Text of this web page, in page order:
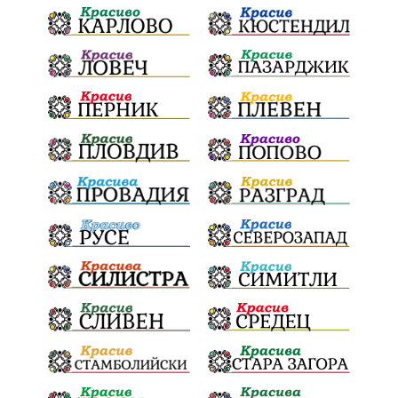
Българска патриаршия СВетли празници
Криминално Творчество Тръмп
Ценности Европейска комисия
Урсула фон дер Лайен Законопроект
Вдъхновяваща история Приказка
Замърсяване Боклук Дружба
Хавайска мироточива икона
Пресвета Богородица Светия синод
Йордан Камджалов Софи Маринова
Управление Наводнения